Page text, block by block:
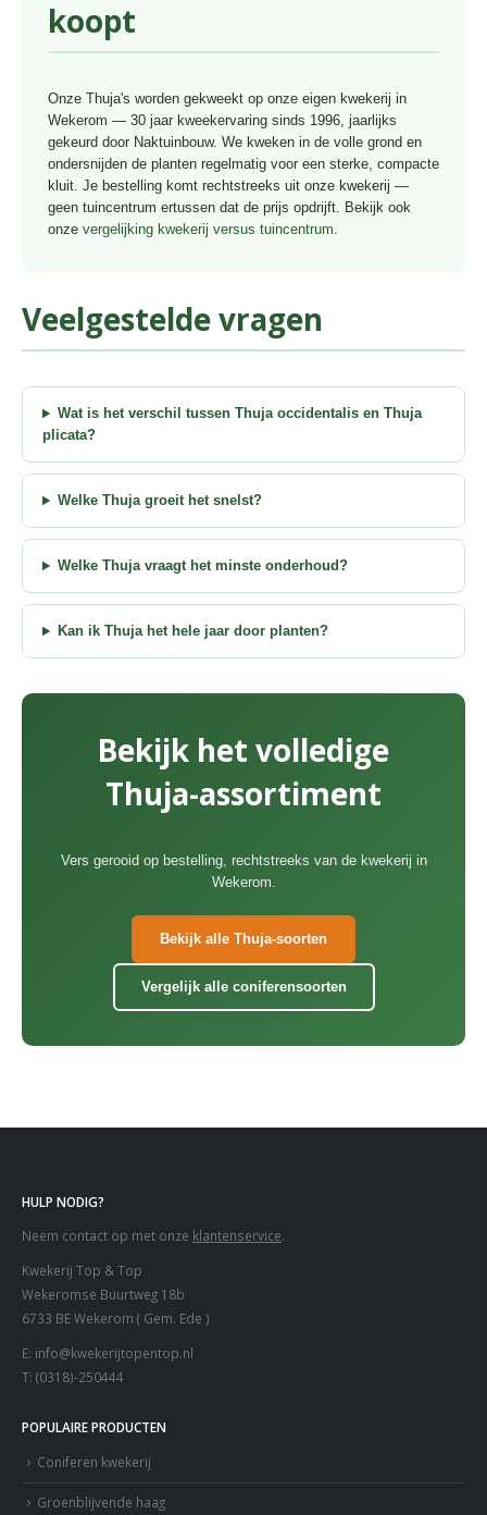
koopt
Onze Thuja's worden gekweekt op onze eigen kwekerij in
Wekerom — 30 jaar kweekervaring sinds 1996, jaarlijks
gekeurd door Naktuinbouw. We kweken in de volle grond en
ondersnijden de planten regelmatig voor een sterke, compacte
kluit. Je bestelling komt rechtstreeks uit onze kwekerij —
geen tuincentrum ertussen dat de prijs opdrijft. Bekijk ook
onze vergelijking kwekerij versus tuincentrum.
Veelgestelde vragen
Wat is het verschil tussen Thuja occidentalis en Thuja
plicata?
Welke Thuja groeit het snelst?
Welke Thuja vraagt het minste onderhoud?
Kan ik Thuja het hele jaar door planten?
Bekijk het volledige
Thuja-assortiment
Vers gerooid op bestelling, rechtstreeks van de kwekerij in
Wekerom.
Bekijk alle Thuja-soorten
Vergelijk alle coniferensoorten
HULP NODIG?
Neem contact op met onze klantenservice.
Kwekerij Top & Top
Wekeromse Buurtweg 18b
6733 BE Wekerom ( Gem. Ede )
E: info@kwekerijtopentop.nl
T: (0318)-250444
POPULAIRE PRODUCTEN
Coniferen kwekerij
Groenblijvende haag